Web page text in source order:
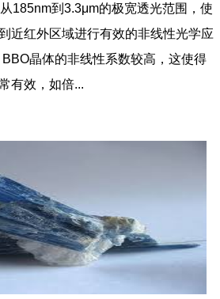
185nm到3.3μm的极宽透光范围，使
近红外区域进行有效的非线性光学应
晶体的非线性系数较高，这使得
有效，如倍...